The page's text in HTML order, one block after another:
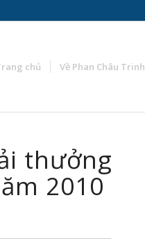
chủ Về Phan Châu Trinh
thưởng
2010